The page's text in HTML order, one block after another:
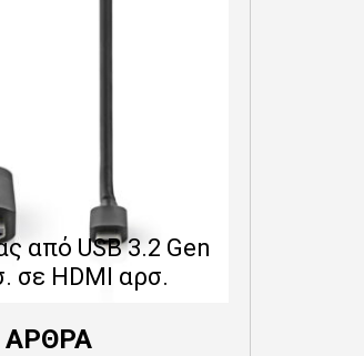
από USB 3.2 Gen
σε HDMI αρσ.